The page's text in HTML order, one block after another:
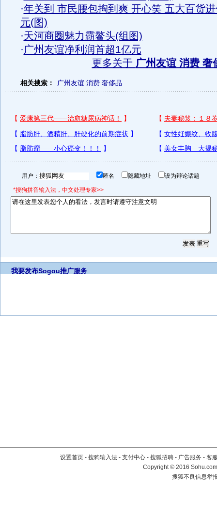
·年关到 市民腰包掏到爽 开心笑 五大百货
元(图)
·天河商圈魅力霸鳌头(组图)
·广州友谊净利润首超1亿元
更多关于 广州友谊 消费 奢
相关搜索： 广州友谊 消费 奢侈品
用户： 匿名 隐藏地址 设为辩论话题
*搜狗拼音输入法，中文处理专家>>
我要发布Sogou推广服务
设置首页 - 搜狗输入法 - 支付中心 - 搜狐招聘 - 广告服务 - 客
Copyright©2016
搜狐不良信息举